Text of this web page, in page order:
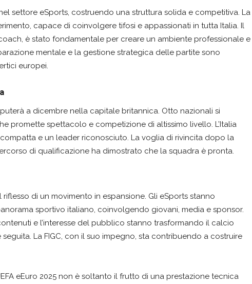
settore eSports, costruendo una struttura solida e competitiva. La
capace di coinvolgere tifosi e appassionati in tutta Italia. Il
è stato fondamentale per creare un ambiente professionale e
mentale e la gestione strategica delle partite sono
europei.
a dicembre nella capitale britannica. Otto nazionali si
promette spettacolo e competizione di altissimo livello. L’Italia
e un leader riconosciuto. La voglia di rivincita dopo la
di qualificazione ha dimostrato che la squadra è pronta.
di un movimento in espansione. Gli eSports stanno
sportivo italiano, coinvolgendo giovani, media e sponsor.
e l’interesse del pubblico stanno trasformando il calcio
La FIGC, con il suo impegno, sta contribuendo a costruire
eEuro 2025 non è soltanto il frutto di una prestazione tecnica